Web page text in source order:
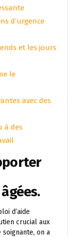
d’urgence
et les jours
le
avec des
à des
d’aide
crucial aux
soignante, on a